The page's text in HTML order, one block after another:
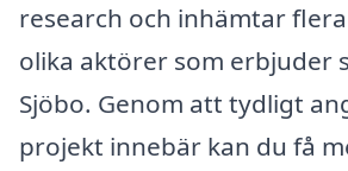
research och inhämtar
olika aktörer som erbjuder
Sjöbo. Genom att tydligt
projekt innebär kan du få